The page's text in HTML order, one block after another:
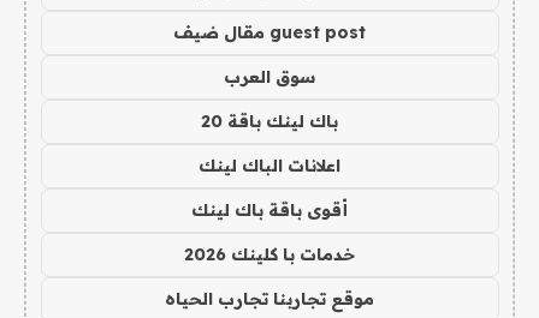
guest post مقال ضيف
سوق العرب
باك لينك باقة 20
اعلانات الباك لينك
أقوى باقة باك لينك
خدمات با كلينك 2026
موقع تجاربنا تجارب الحياه